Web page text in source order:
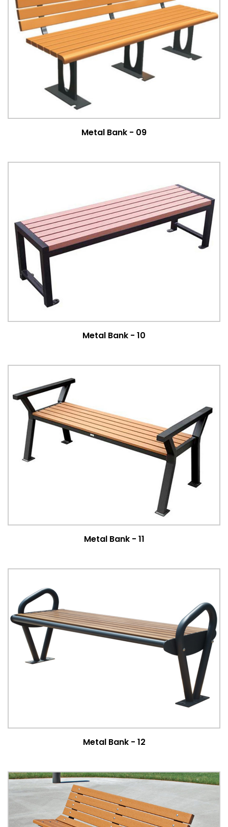
Metal Bank - 09
Metal Bank - 10
Metal Bank - 11
Metal Bank - 12